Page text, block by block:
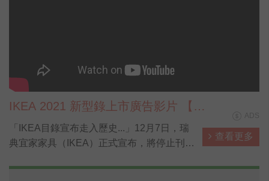
IKEA 2021 新型錄上市廣告影片 【貓
媽篇】
「IKEA目錄宣布走入歷史...」12月7日，瑞
典宜家家具（IKEA）正式宣布，將停止刊印
查看更多